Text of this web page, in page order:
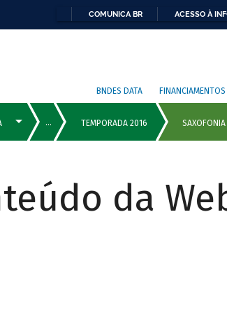
COMUNICA BR ACESSO À
BNDES DATA FINANCIAMENTOS
da